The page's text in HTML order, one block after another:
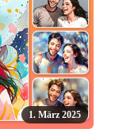
1. März 2025